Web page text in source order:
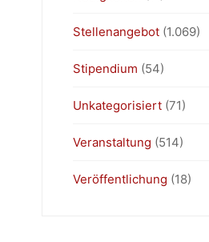
Stellenangebot(1.069)
Stipendium (54)
Unkategorisiert(71)
Veranstaltung (514)
Veröffentlichung (18)